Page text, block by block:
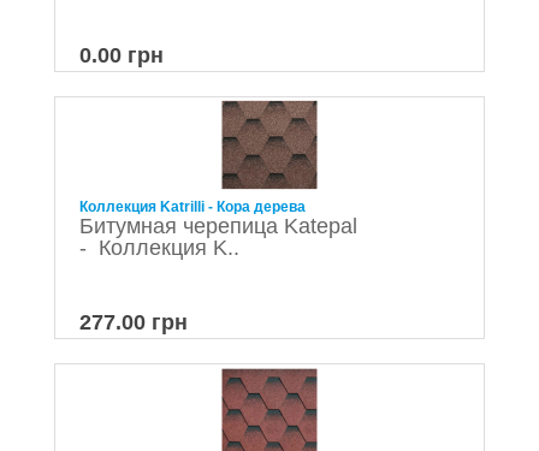
0.00 грн
Коллекция Katrilli - Кора дерева
Битумная черепица Katepal
- Коллекция K..
277.00 грн